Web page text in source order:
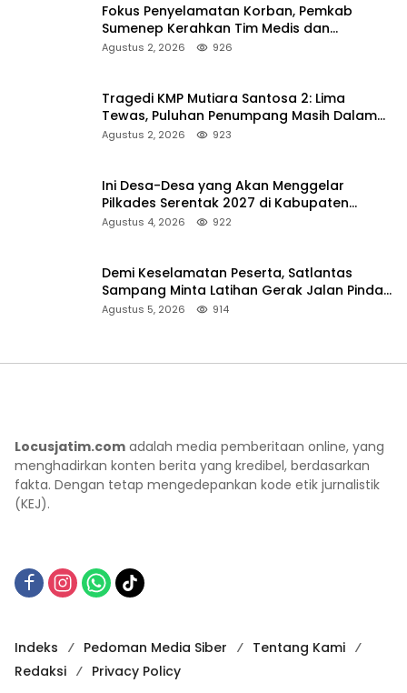
Fokus Penyelamatan Korban, Pemkab
Sumenep Kerahkan Tim Medis dan
Ambulans ke Pelabuhan Kalianget
Agustus 2, 2026 926
Tragedi KMP Mutiara Santosa 2: Lima
Tewas, Puluhan Penumpang Masih Dalam
Pencarian
Agustus 2, 2026 923
Ini Desa-Desa yang Akan Menggelar
Pilkades Serentak 2027 di Kabupaten
Sumenep
Agustus 4, 2026 922
Demi Keselamatan Peserta, Satlantas
Sampang Minta Latihan Gerak Jalan Pindah
ke Lokasi Aman
Agustus 5, 2026 914
Locusjatim.com adalah media pemberitaan online, yang
menghadirkan konten berita yang kredibel, berdasarkan
fakta. Dengan tetap mengedepankan kode etik jurnalistik
(KEJ).
Indeks Pedoman Media Siber
Tentang Kami
Redaksi
Privacy Policy